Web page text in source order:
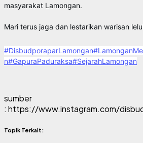
masyarakat Lamongan.
Mari terus jaga dan lestarikan warisan
#DisbudporaparLamongan
n#GapuraPaduraksa#SejarahLamongan
sumber
: https://www.instagram.com/
Topik Terkait: